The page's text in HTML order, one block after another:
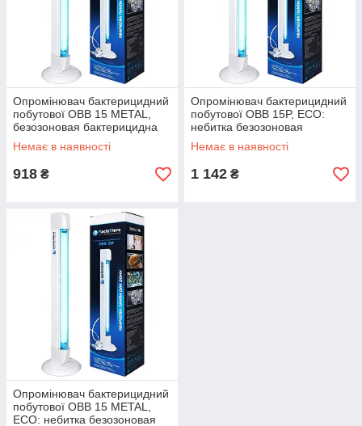
Опромінювач бактерицидний
побутової OBB 15 METAL,
безозоновая бактерицидна
лампа, 9000 год, Бактосфера
Немає в наявності
918 ₴
Опромінювач бактерицидний
побутової OBB 15P, ECO:
небитка безозоновая
бактерицидна лампа, 16000
год
Немає в наявності
1 142 ₴
Опромінювач бактерицидний
побутової OBB 15 METAL,
ECO: небитка безозоновая